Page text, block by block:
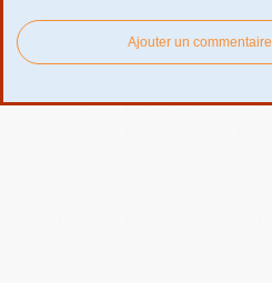
Ajouter un commentaire